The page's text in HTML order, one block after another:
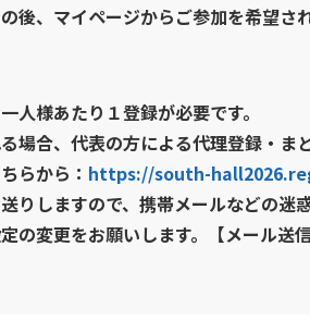
後、マイページからご参加を希望
人様あたり１登録が必要です。
場合、代表の方による代理登録・
らから： https://south-
りしますので、携帯メールなどの
定の変更をお願いします。【メール